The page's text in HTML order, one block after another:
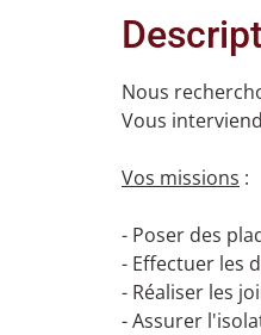
Nous
Vous
Vos missions :
- Poser des
- Effectuer les
- Réaliser les
- Assurer